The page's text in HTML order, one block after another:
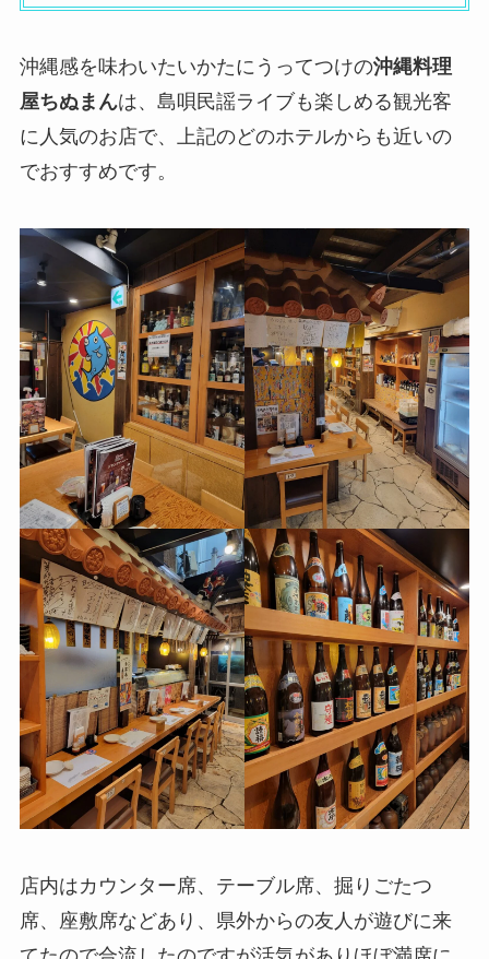
沖縄感を味わいたいかたにうってつけの沖縄料理
屋ちぬまんは、島唄民謡ライブも楽しめる観光客
に人気のお店で、上記のどのホテルからも近いの
でおすすめです。
店内はカウンター席、テーブル席、掘りごたつ
席、座敷席などあり、県外からの友人が遊びに来